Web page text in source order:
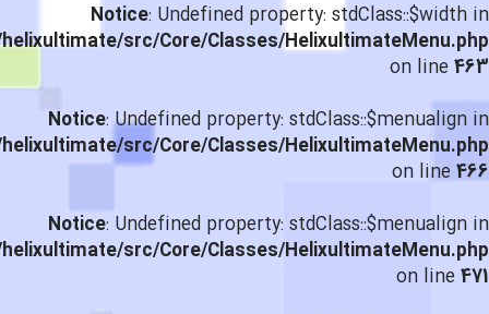
Notice: Undefined property: stdClass::$width in
src/Core/Classes/HelixultimateMenu.php
on line463
Notice: Undefined property: stdClass::$menualign in
src/Core/Classes/HelixultimateMenu.php
on line466
Notice: Undefined property: stdClass::$menualign in
src/Core/Classes/HelixultimateMenu.php
on line471